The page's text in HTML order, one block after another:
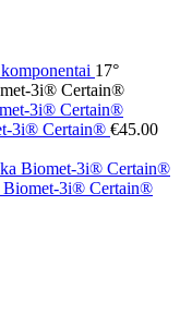
17°
3i® Certain®
3i® Certain® €45.00
Biomet-3i® Certain®